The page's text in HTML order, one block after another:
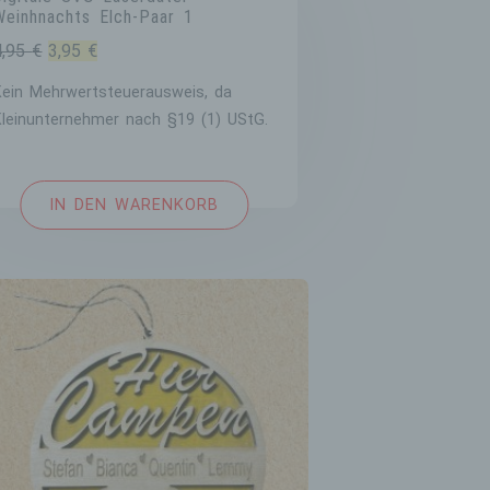
Elch-Paar 1
€ Ursprünglicher
war:
3,95 €Aktueller
Mehrwertsteuerausweis, da
nach §19 (1) UStG.
IN DEN WARENKORB